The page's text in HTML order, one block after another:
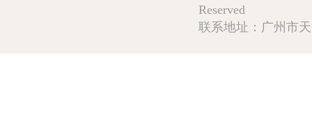
Reserved
联系地址：广州市